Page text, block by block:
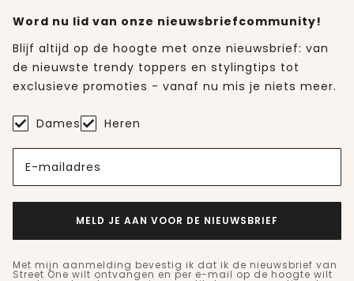
Word nu lid van onze nieuwsbriefcommunity!
Blijf altijd op de hoogte met onze nieuwsbrief: van
de nieuwste trendy toppers en stylingtips tot
exclusieve promoties - vanaf nu mis je niets meer.
Dames Heren
E-mailadres
MELD JE AAN VOOR DE NIEUWSBRIEF
Met mijn aanmelding bevestig ik dat ik de nieuwsbrief van
Street One wilt ontvangen en per e-mail op de hoogte wilt